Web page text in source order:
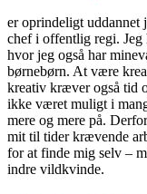
er oprindeligt uddannet
chef i offentlig regi. Jeg
hvor jeg også har
børnebørn. At være
kreativ kræver også tid
ikke været muligt i
mere og mere på.
mit til tider krævende
for at finde mig selv –
indre vildkvinde.